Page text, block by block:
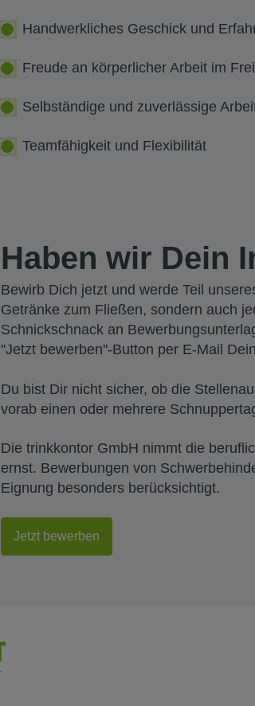
Handwerkliches Geschick und
Freude an körperlicher Arbeit im
Selbständige und zuverlässige
Teamfähigkeit und Flexibilität
Haben wir Dein
Bewirb Dich jetzt und werde Teil
Getränke zum Fließen, sondern auch
Schnickschnack an
''Jetzt bewerben''-Button per E-Mail
Du bist Dir nicht sicher, ob die
vorab einen oder mehrere
Die trinkkontor GmbH nimmt die
ernst. Bewerbungen von
Eignung besonders berücksichtigt.
Jetzt bewerben